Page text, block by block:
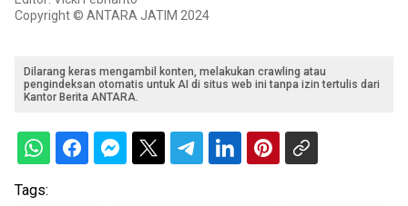
Copyright © ANTARA JATIM 2024
Dilarang keras mengambil konten, melakukan crawling atau
pengindeksan otomatis untuk AI di situs web ini tanpa izin tertulis dari
Kantor Berita ANTARA.
Tags: